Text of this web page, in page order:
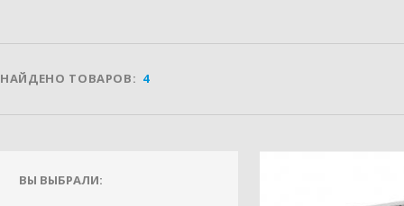
НАЙДЕНО ТОВАРОВ: 4
ВЫ ВЫБРАЛИ: